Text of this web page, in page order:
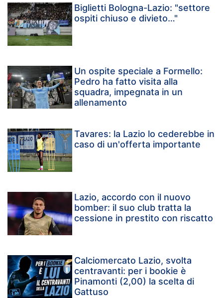
Biglietti Bologna-Lazio: "settore
ospiti chiuso e divieto…"
Un ospite speciale a Formello:
Pedro ha fatto visita alla
squadra, impegnata in un
allenamento
Tavares: la Lazio lo cederebbe in
caso di un'offerta importante
Lazio, accordo con il nuovo
bomber: il suo club tratta la
cessione in prestito con riscatto
Calciomercato Lazio, svolta
centravanti: per i bookie è
Pinamonti (2,00) la scelta di
Gattuso